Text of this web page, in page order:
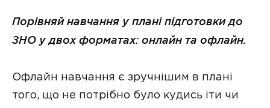
Порівняй навчання у плані підготовки до
ЗНО у двох форматах: онлайн та офлайн.
Офлайн навчання є зручнішим в плані
того, що не потрібно було кудись іти чи